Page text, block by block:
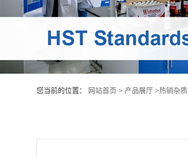
介
您当前的位置： 网站首页 > 产品展厅 >热销杂质